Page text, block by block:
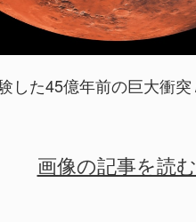
した45億年前の巨大衝突
画像の記事を読む